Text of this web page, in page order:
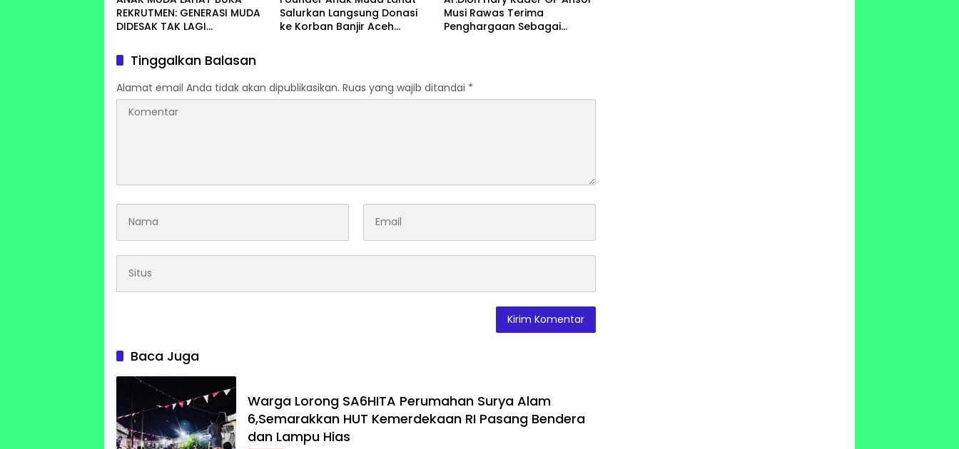
REKRUTMEN: GENERASI MUDA
DIDESAK TAK LAGI
MENGGERAKKAN PERUBAHAN
Salurkan Langsung Donasi
ke Korban Banjir Aceh
Musi Rawas Terima
Penghargaan Sebagai
Tinggalkan Balasan
Alamat email Anda tidak akan dipublikasikan. Ruas yang wajib ditandai *
Baca Juga
Warga Lorong SA6HITA Perumahan Surya Alam
6,Semarakkan HUT Kemerdekaan RI Pasang Bendera
dan Lampu Hias